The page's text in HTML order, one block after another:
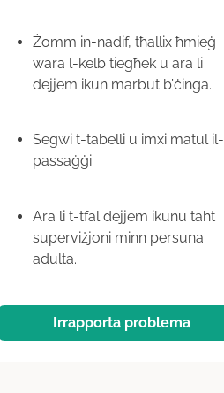
Żomm in-nadif, tħallix ħmieġ
wara l-kelb tiegħek u ara li
dejjem ikun marbut b’ċinga.
Segwi t-tabelli u imxi matul il-
passaġġi.
Ara li t-tfal dejjem ikunu taħt
superviżjoni minn persuna
adulta.
Irrapporta problema